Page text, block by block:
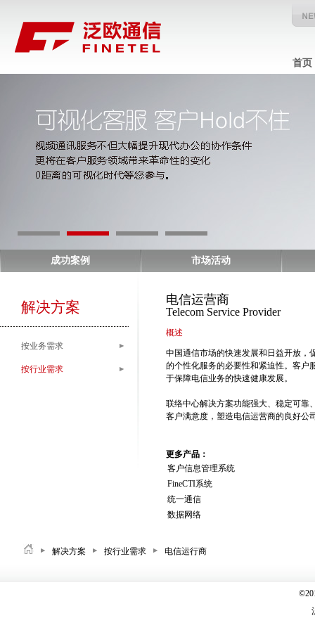
首页
成功案例 市场活动
解决方案
按业务需求
按行业需求
电信运营商
Telecom Service Provider
概述
中国通信市场的快速发展和日益开放，
的个性化服务的必要性和紧迫性。客户
于保障电信业务的快速健康发展。
联络中心解决方案功能强大、稳定可靠
客户满意度，塑造电信运营商的良好公
更多产品：
客户信息管理系统
FineCTI系统
统一通信
数据网络
解决方案 按行业需求 电信运行商